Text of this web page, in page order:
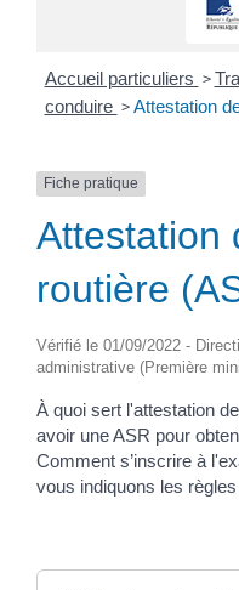
Accueil particuliers >
conduire > Attestation
Fiche pratique
Attestation
routière
Vérifié le 01/09/2022 -
administrative (Première
À quoi sert l'attestation
avoir une ASR pour
Comment s’inscrire à
vous indiquons les